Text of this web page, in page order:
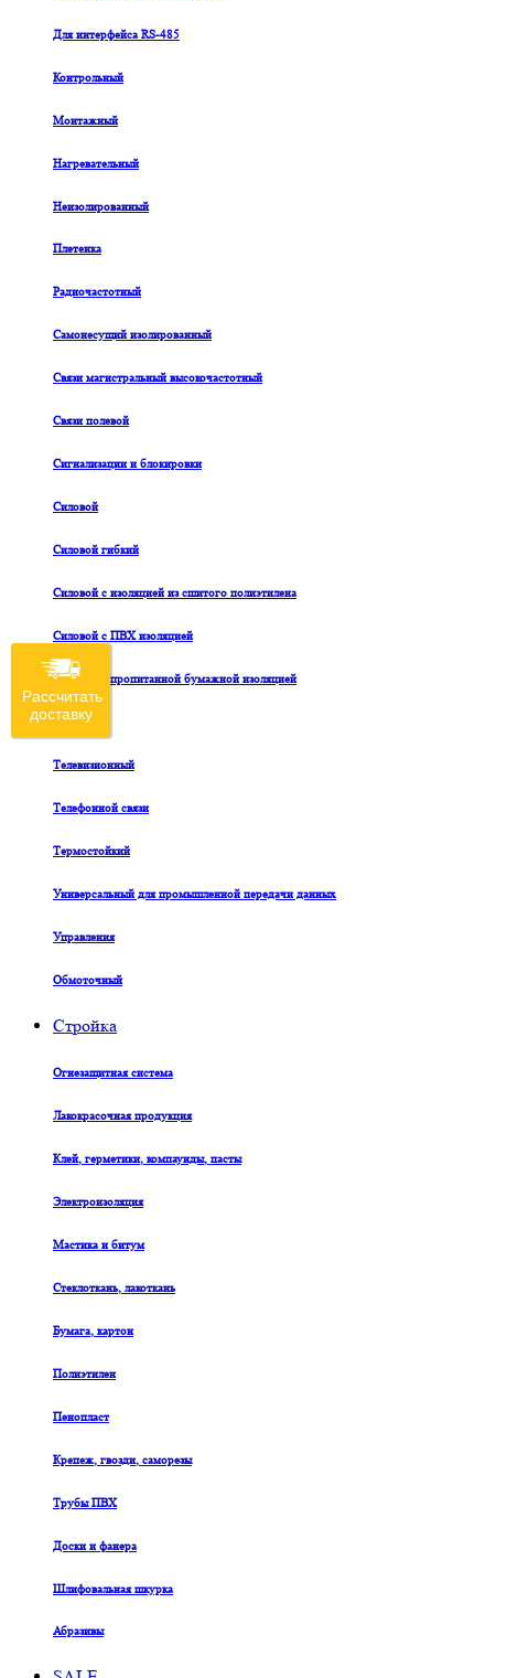
Для интерфейса RS-485
Контрольный
Монтажный
Нагревательный
Неизолированный
Плетенка
Радиочастотный
Самонесущий изолированный
Связи магистральный высокочастотный
Связи полевой
Сигнализации и блокировки
Силовой
Силовой гибкий
Силовой с изоляцией из сшитого полиэтилена
Силовой с ПВХ изоляцией
Силовой с пропитанной бумажной изоляцией
Судовой
Телевизионный
Телефонной связи
Термостойкий
Универсальный для промышленной передачи данных
Управления
Обмоточный
Стройка
Огнезащитная система
Лакокрасочная продукция
Клей, герметики, компаунды, пасты
Электроизоляция
Мастика и битум
Стеклоткань, лакоткань
Бумага, картон
Полиэтилен
Пенопласт
Крепеж, гвозди, саморезы
Трубы ПВХ
Доски и фанера
Шлифовальная шкурка
Абразивы
Рассчитать
доставку